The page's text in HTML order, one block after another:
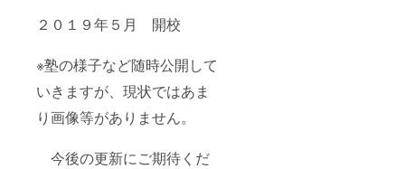
２０１９年５月 開校
※塾の様子など随時公開して
いきますが、現状ではあま
り画像等がありません。
今後の更新にご期待くだ